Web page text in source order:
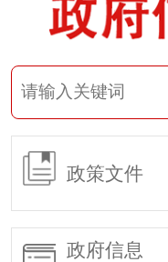
政策文件
政府信息